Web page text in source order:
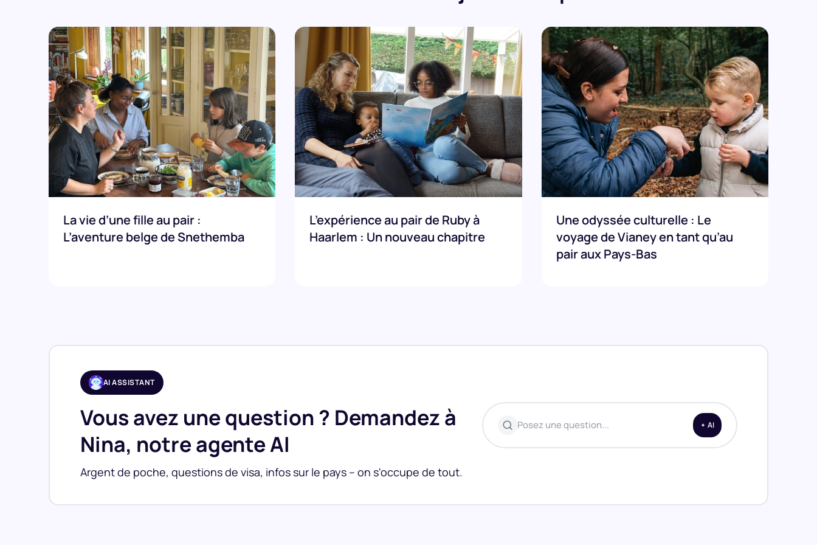
La vie d’une fille au pair :
L’aventure belge de Snethemba
L’expérience au pair de Ruby à
Haarlem : Un nouveau chapitre
Une odyssée culturelle : Le
voyage de Vianey en tant qu’au
pair aux Pays-Bas
AI ASSISTANT
Vous avez une question ? Demandez à
Nina, notre agente AI
Argent de poche, questions de visa, infos sur le pays – on s'occupe de tout.
Posez une question... AI